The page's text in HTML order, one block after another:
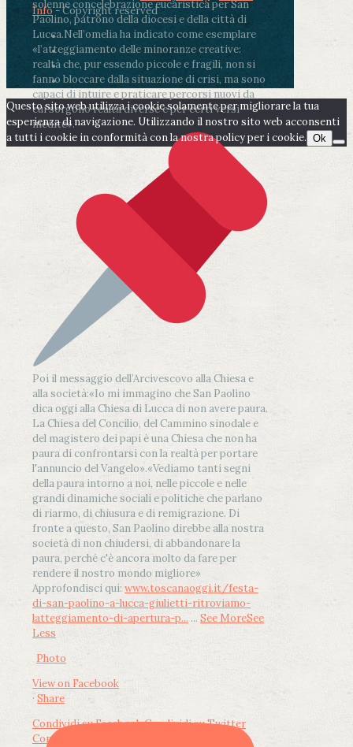
solenne concelebrazione eucaristica per San
Paolino, patrono della diocesi e della città di
Lucca.Nell’omelia ha indicato come esemplare
«l’atteggiamento delle minoranze creative:
realtà che, pur essendo piccole e fragili, non si
fanno bloccare dalla situazione di crisi, ma sono
capaci di intuire e praticare percorsi nuovi da
cui sorgono realtà diverse e per certi versi
inedite».
Poi il messaggio dell’Arcivescovo alla Chiesa e
alla società:«Io mi immagino che San Paolino
dica oggi alla Chiesa di Lucca di non avere paura.
La Chiesa del Concilio, del Cammino sinodale e
del magistero dei papi è una Chiesa che non ha
paura di confrontarsi con la realtà per portare
l'annuncio del Vangelo».«Vediamo tanti segni
della paura intorno a noi, nelle piccole e nelle
grandi dinamiche sociali e politiche che parlano
di riarmo, di chiusura e di remigrazione. Di
fronte a questo, San Paolino direbbe alla nostra
società di non chiudersi, di abbandonare la
paura, perché c'è ancora molto da fare per
rendere il nostro mondo migliore»
Approfondisci qui: www.toscanaoggi.it/festa-
di-san-paolino-a-lucca-giulietti-ritroviamo-
latteggiamento-di-apertura-p... ... See MoreSee
Less
Photo
View on Facebook
· Share
Condividi su FacebookCondividi su Twitter
Condividi su LinkedIn
Info- Copyright reserved
Questo sito web utilizza i cookie solamente per migliorare la tua
esperienza di navigazione. Utilizzando il nostro sito web acconsenti
a tutti i cookie in conformità con la nostra policy per i cookie. Ok